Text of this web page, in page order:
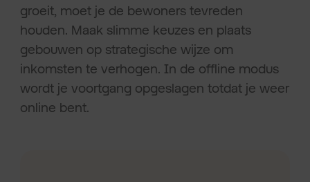
groeit, moet je de bewoners tevreden
houden. Maak slimme keuzes en plaats
gebouwen op strategische wijze om
inkomsten te verhogen. In de offline modus
wordt je voortgang opgeslagen totdat je weer
online bent.